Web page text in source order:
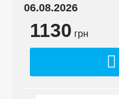
06.08.2026
1130 грн